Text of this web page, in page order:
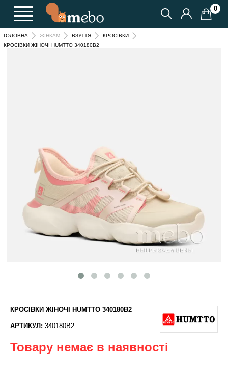
0
ГОЛОВНА ЖІНКАМ ВЗУТТЯ
КРОСІВКИ
КРОСІВКИ ЖІНОЧІ HUMTTO 340180B2
КРОСІВКИ ЖІНОЧІ HUMTTO 340180B2
АРТИКУЛ: 340180B2
Товару немає в наявності